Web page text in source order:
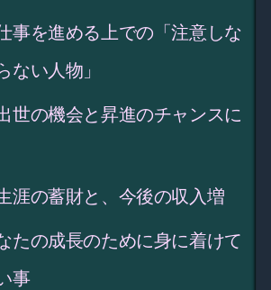
事を進める上での「注意しな
ない人物」
世の機会と昇進のチャンスに
涯の蓄財と、今後の収入増
たの成長のために身に着けて
事